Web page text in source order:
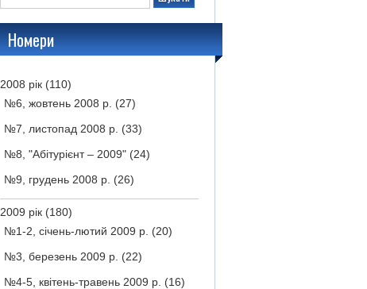
Номери
2008 рік (110)
№6, жовтень 2008 р. (27)
№7, листопад 2008 р. (33)
№8, "Абітурієнт – 2009" (24)
№9, грудень 2008 р. (26)
2009 рік (180)
№1-2, січень-лютий 2009 р. (20)
№3, березень 2009 р. (22)
№4-5, квітень-травень 2009 р. (16)